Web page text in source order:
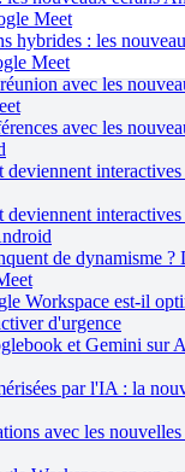
Meet
hybrides : les
Meet
avec les
avec les
de dynamisme ?
Workspace est-il
d'urgence
et Gemini sur
par l'IA : la
avec les nouvelles